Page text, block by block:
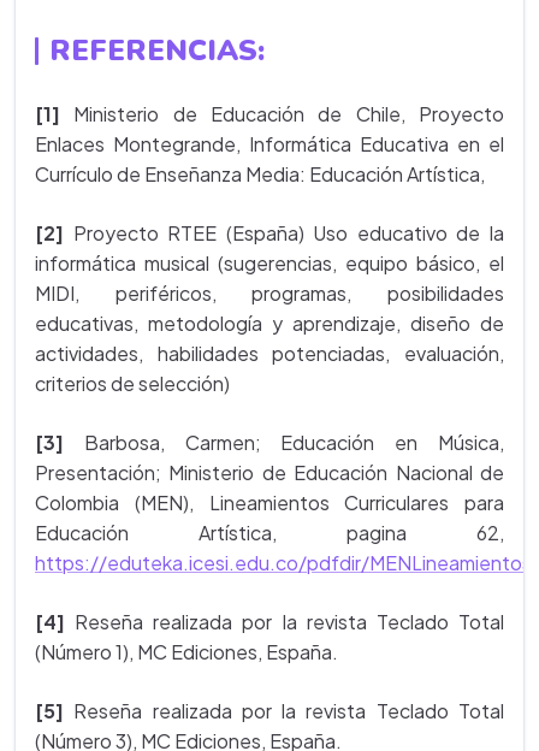
REFERENCIAS:
[1] Ministerio de Educación de Chile, Proyecto
Enlaces Montegrande, Informática Educativa en el
Currículo de Enseñanza Media: Educación Artística,
[2] Proyecto RTEE (España) Uso educativo de la
informática musical (sugerencias, equipo básico, el
MIDI, periféricos, programas, posibilidades
educativas, metodología y aprendizaje, diseño de
actividades, habilidades potenciadas, evaluación,
criterios de selección)
[3] Barbosa, Carmen; Educación en Música,
Presentación; Ministerio de Educación Nacional de
Colombia (MEN), Lineamientos Curriculares para
Educación Artística, pagina 62,
https://eduteka.icesi.edu.co/pdfdir/
[4] Reseña realizada por la revista Teclado Total
(Número 1), MC Ediciones, España.
[5] Reseña realizada por la revista Teclado Total
(Número 3), MC Ediciones, España.